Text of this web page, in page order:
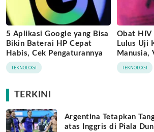
5 Aplikasi Google yang Bisa
Bikin Baterai HP Cepat
Habis, Cek Pengaturannya
TEKNOLOGI
Obat HIV
Lulus Uji
Manusia,
TEKNOLOGI
TERKINI
Argentina Tetapkan
atas Inggris di Piala